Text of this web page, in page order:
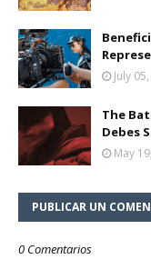
July
The
Debes
May
PUBLICAR UN
0 Comentarios